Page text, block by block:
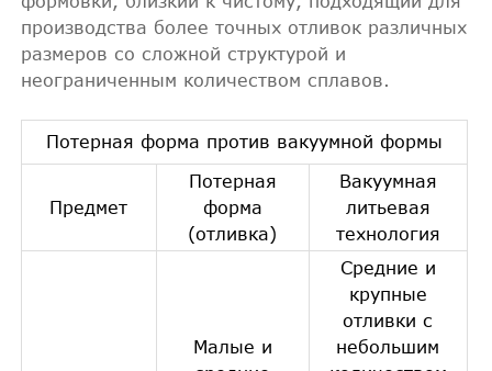
производства более точных отливок различных
размеров со сложной структурой и
неограниченным количеством сплавов.
Потерная форма против вакуумной формы
Предмет
Потерная
форма
(отливка)
Вакуумная
литьевая
технология
Малые и
Средние и
крупные
отливки с
небольшим